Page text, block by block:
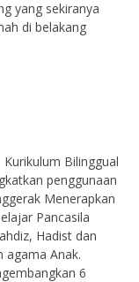
yang sekiranya
di belakang
Bilinggual
penggunaan
Menerapkan
Pancasila
Hadist dan
agama Anak.
6